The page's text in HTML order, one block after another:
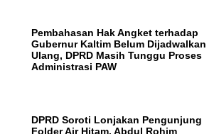
Pembahasan Hak Angket terhadap
Gubernur Kaltim Belum Dijadwalkan
Ulang, DPRD Masih Tunggu Proses
Administrasi PAW
DPRD Soroti Lonjakan Pengunjung
Folder Air Hitam, Abdul Rohim